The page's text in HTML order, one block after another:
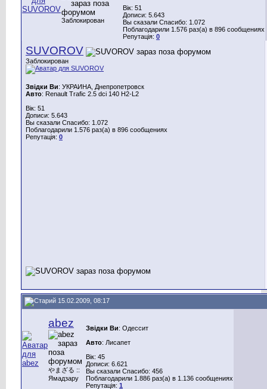
Заблокирован
Вік: 51
Дописи: 5.643
Вы сказали Спасибо: 1.072
Поблагодарили 1.576 раз(а) в 896 сообщениях
Репутація: 0
SUVOROV
Заблокирован
Звідки Ви: УКРАИНА, Днепропетровск
Авто: Renault Trafic 2.5 dci 140 H2-L2
Вік: 51
Дописи: 5.643
Вы сказали Спасибо: 1.072
Поблагодарили 1.576 раз(а) в 896 сообщениях
Репутація: 0
15.02.2009, 08:17
abez
やまざる ::
Ямадзару
Звідки Ви: Одессит
Авто: Лисапет
Вік: 45
Дописи: 6.621
Вы сказали Спасибо: 456
Поблагодарили 1.886 раз(а) в 1.136 сообщениях
Репутація: 1